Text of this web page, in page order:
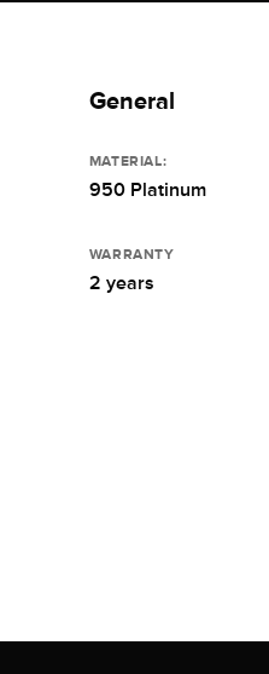
General
MATERIAL:
950 Platinum
WARRANTY
2 years